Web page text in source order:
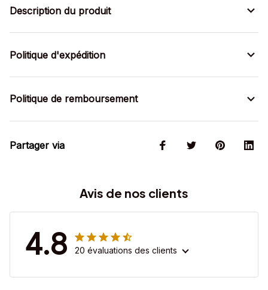
Description du produit
Politique d'expédition
Politique de remboursement
Partager via
Avis de nos clients
4.8 20 évaluations des clients